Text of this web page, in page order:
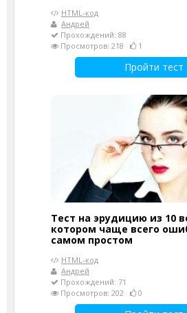
HTML-код
Андрей
Прохождений: 88
Просмотров: 218
1
Пройти тест
Тест на эрудицию из 10
котором чаще всего
самом простом
HTML-код
Андрей
Прохождений: 71
Просмотров: 202
0